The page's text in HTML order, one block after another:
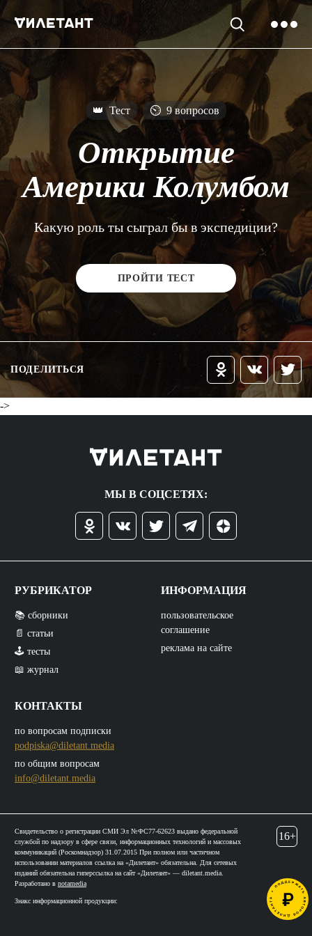
👑 Тест ⏲ 9 вопросов
Открытие
Америки Колумбом
Какую роль ты сыграл бы в экспедиции?
ПРОЙТИ ТЕСТ
ПОДЕЛИТЬСЯ
->
МЫ В СОЦСЕТЯХ:
РУБРИКАТОР
📚 сборники
📄 статьи
🕹️ тесты
📖 журнал
КОНТАКТЫ
по вопросам подписки
podpiska@diletant.media
по общим вопросам
info@diletant.media
ИНФОРМАЦИЯ
пользовательское
соглашение
реклама на сайте
Свидетельство о регистрации СМИ Эл №ФС77-62623 выдано федеральной
службой по надзору в сфере связи, информационных технологий и массовых
коммуникаций (Роскомнадзор) 31.07.2015 При полном или частичном
использовании материалов ссылка на «Дилетант» обязательна. Для сетевых
изданий обязательна гиперссылка на сайт «Дилетант» — diletant.media.
Разработано в notamedia
Знакс информационной продукции:
16+